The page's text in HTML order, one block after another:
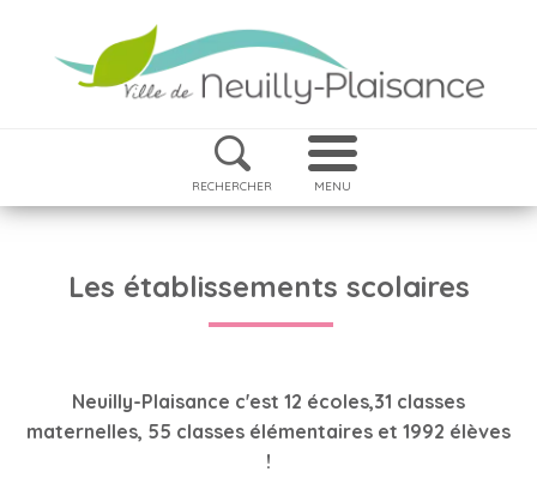
RECHERCHER MENU
Les établissements scolaires
Neuilly-Plaisance c'est 12 écoles,31 classes
maternelles, 55 classes élémentaires et 1992 élèves
!